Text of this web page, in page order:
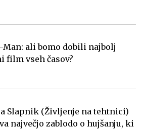
Man: ali bomo dobili najbolj
film vseh časov?
Slapnik (Življenje na tehtnici)
največjo zablodo o hujšanju, ki